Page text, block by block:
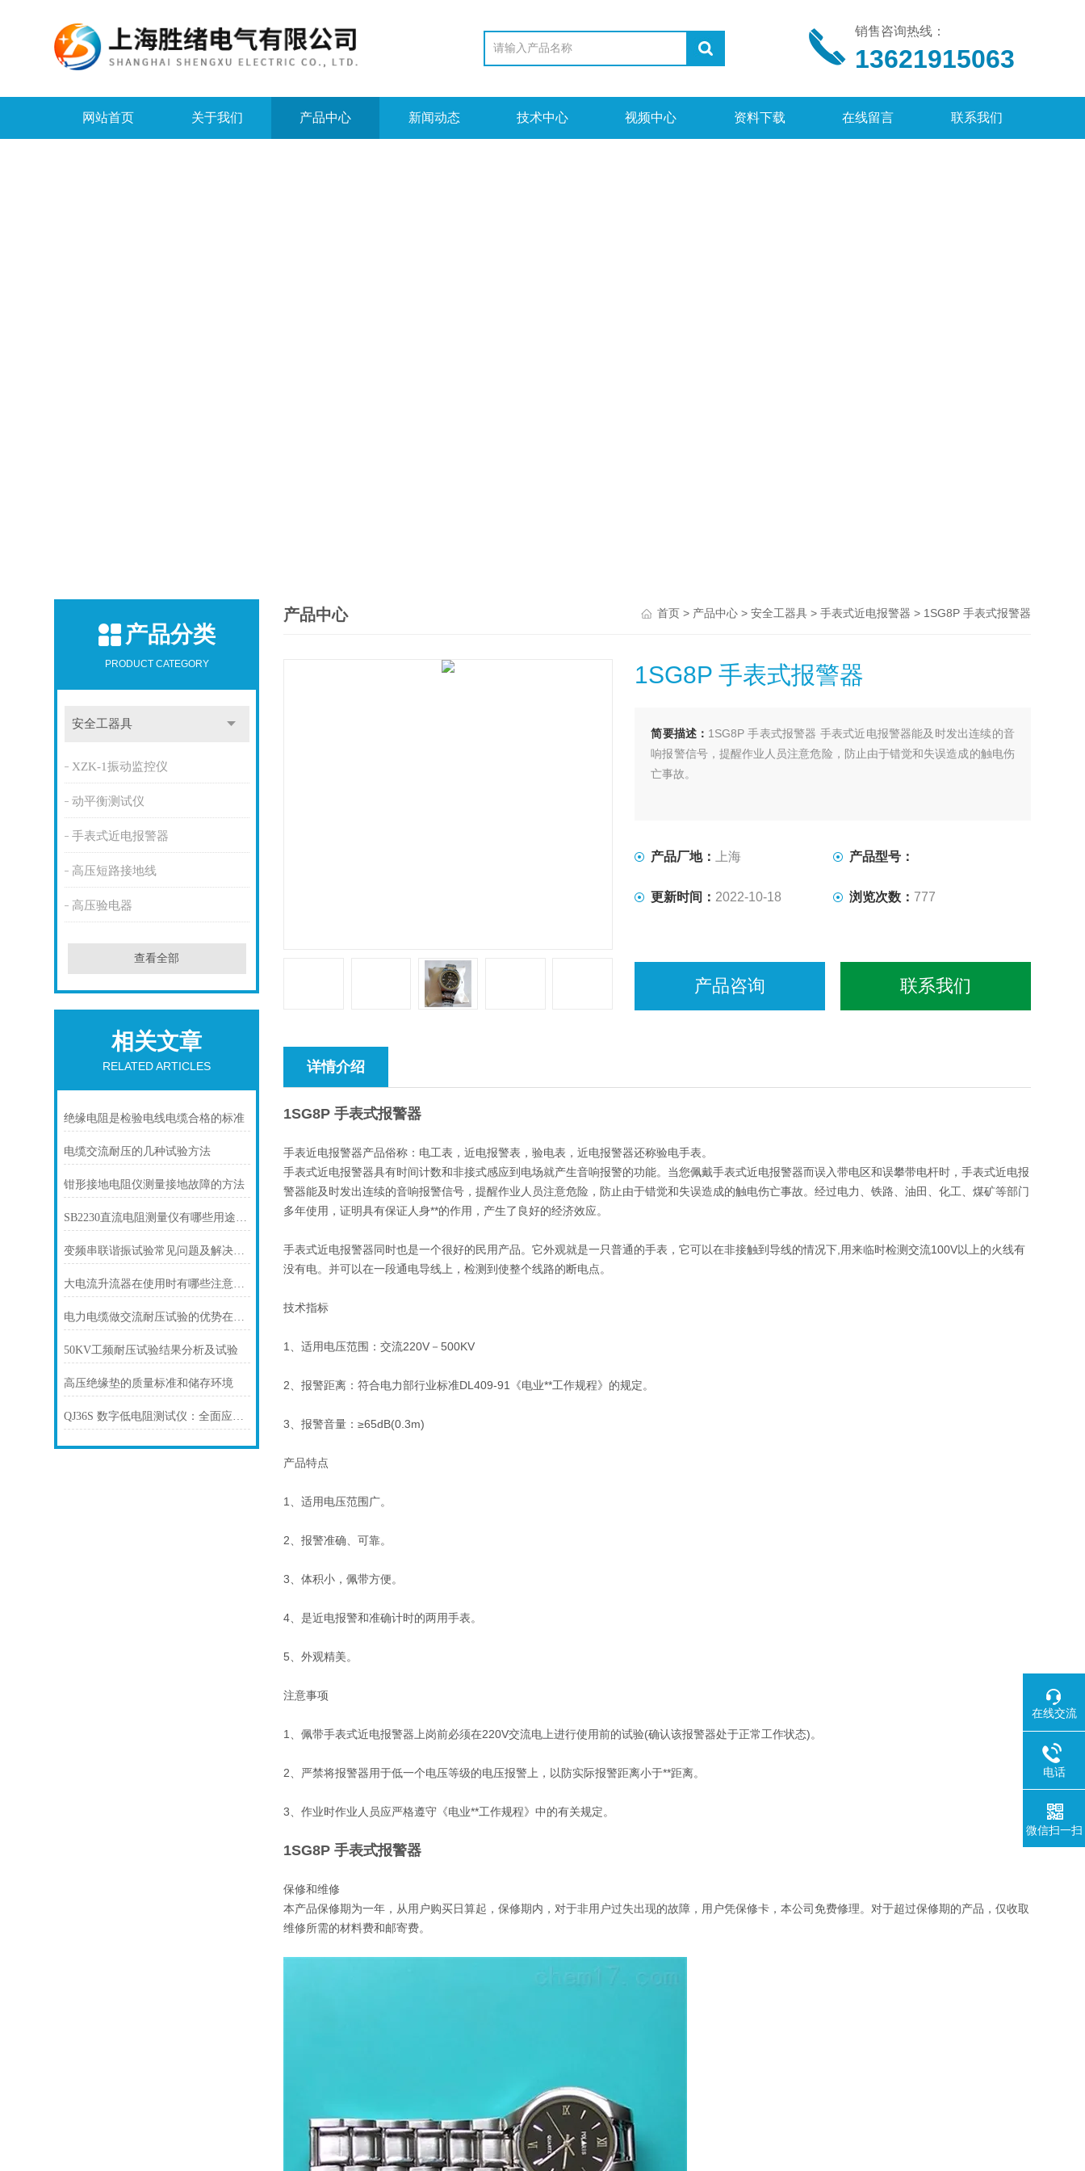
销售咨询热线：
13621915063
网站首页 关于我们 产品中心 新闻动态 技术中心 视频中心 资料下载 在线留言 联系我们
产品分类
PRODUCT CATEGORY
安全工器具
XZK-1振动监控仪
动平衡测试仪
手表式近电报警器
高压短路接地线
高压验电器
查看全部
相关文章
RELATED ARTICLES
绝缘电阻是检验电线电缆合格的标准
电缆交流耐压的几种试验方法
钳形接地电阻仪测量接地故障的方法
SB2230直流电阻测量仪有哪些用途呢？
变频串联谐振试验常见问题及解决方法
大电流升流器在使用时有哪些注意事项
电力电缆做交流耐压试验的优势在哪里
50KV工频耐压试验结果分析及试验
高压绝缘垫的质量标准和储存环境
QJ36S 数字低电阻测试仪：全面应用指南
产品中心 首页> 产品中心> 安全工器具> 手表式近电报警器 > 1SG8P 手表式报警器
1SG8P 手表式报警器
简要描述： 1SG8P 手表式报警器 手表式近电报警器能及时发出连续的音
响报警信号，提醒作业人员注意危险，防止由于错觉和失误造成的触电伤
亡事故。
产品厂地： 上海 产品型号：
更新时间： 2022-10-18 浏览次数： 777
产品咨询 联系我们
详情介绍
1SG8P 手表式报警器
手表近电报警器产品俗称：电工表，近电报警表，验电表，近电报警器还称验电手表。
手表式近电报警器具有时间计数和非接式感应到电场就产生音响报警的功能。当您佩戴手表式近电报警器而误入带电区和误攀带电杆时，手表式近电报
警器能及时发出连续的音响报警信号，提醒作业人员注意危险，防止由于错觉和失误造成的触电伤亡事故。经过电力、铁路、油田、化工、煤矿等部门
多年使用，证明具有保证人身**的作用，产生了良好的经济效应。
手表式近电报警器同时也是一个很好的民用产品。它外观就是一只普通的手表，它可以在非接触到导线的情况下,用来临时检测交流100V以上的火线有
没有电。并可以在一段通电导线上，检测到使整个线路的断电点。
技术指标
1、适用电压范围：交流220V－500KV
2、报警距离：符合电力部行业标准DL409-91《电业**工作规程》的规定。
3、报警音量：≥65dB(0.3m)
产品特点
1、适用电压范围广。
2、报警准确、可靠。
3、体积小，佩带方便。
4、是近电报警和准确计时的两用手表。
5、外观精美。
注意事项
1、佩带手表式近电报警器上岗前必须在220V交流电上进行使用前的试验(确认该报警器处于正常工作状态)。
2、严禁将报警器用于低一个电压等级的电压报警上，以防实际报警距离小于**距离。
3、作业时作业人员应严格遵守《电业**工作规程》中的有关规定。
1SG8P 手表式报警器
保修和维修
本产品保修期为一年，从用户购买日算起，保修期内，对于非用户过失出现的故障，用户凭保修卡，本公司免费修理。对于超过保修期的产品，仅收取
维修所需的材料费和邮寄费。
在线交流
电话
微信扫一扫